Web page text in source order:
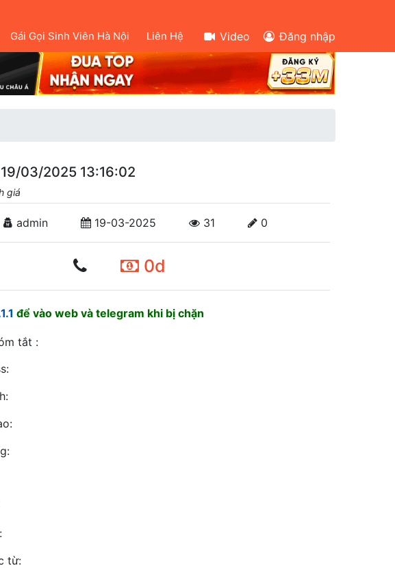
Gái Gọi Sinh Viên Hà Nội Liên Hệ Video Đăng nhập
03/2025 13:16:02
giá
admin 19-03-2025 31 0
0d
để vào web và telegram khi bị chặn
tắt :
từ: